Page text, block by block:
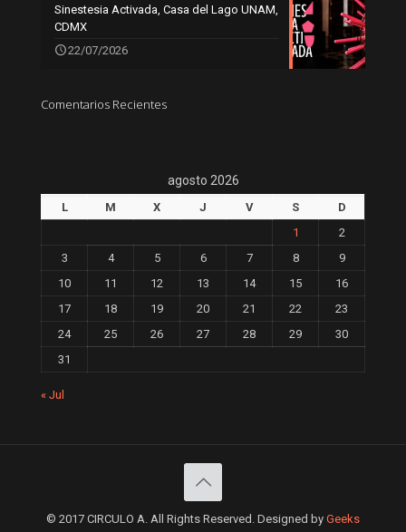
Sinestesia Activada, Casa del Lago UNAM,
CDMX
22/07/2026
Comentarios Recientes
agosto 2026
L M X J V S
D
1
2
3
4 5 6 7 8
9
10
11 12 13 14 15
16
17
18 19 20 21 22
23
24
25 26 27 28 29
30
31
« Jul
© 2017 CIRCULO A. All Rights Reserved. Designed by Geeks